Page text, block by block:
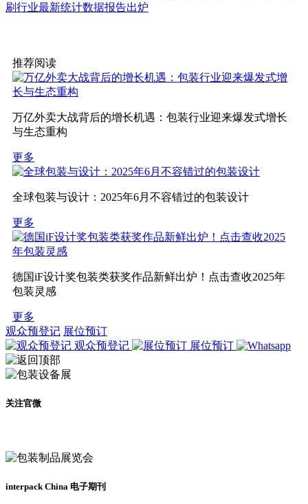
刷行业最新统计数据报告出炉
推荐阅读
万亿外卖大战背后的增长机遇：包装行业迎来爆发式增长
与生态重构
更多
全球包装与设计：2025年6月不容错过的包装设计
更多
德国iF设计奖包装类获奖作品新鲜出炉！点击查收2025年
包装灵感
更多
观众预登记 展位预订
观众预登记
展位预订
关注官微
interpack China 电子期刊